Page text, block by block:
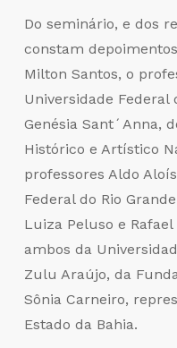
Do seminário, e dos
constam
Milton Santos, o
Universidade Federal
Genésia Sant´Anna,
Histórico e Artístico
professores Aldo
Federal do Rio
Luiza Peluso e
ambos da
Zulu Araújo, da
Sônia Carneiro,
Estado da Bahia.